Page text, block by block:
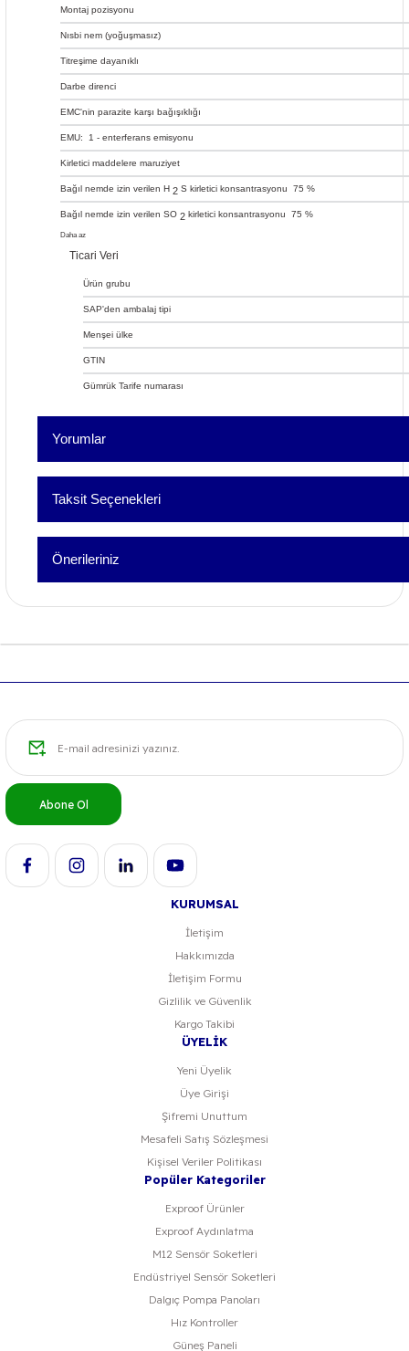
Montaj pozisyonu
Nısbi nem (yoğuşmasız)
Titreşime dayanıklı
Darbe direnci
EMC'nin parazite karşı bağışıklığı
EMU: 1 - enterferans emisyonu
Kirletici maddelere maruziyet
Bağıl nemde izin verilen H 2 S kirletici konsantrasyonu 75 %
Bağıl nemde izin verilen SO 2 kirletici konsantrasyonu 75 %
Daha az
Ticari Veri
Ürün grubu
SAP'den ambalaj tipi
Menşei ülke
GTIN
Gümrük Tarife numarası
Yorumlar
Bu
Taksit Seçenekleri
Önerileriniz
Görüş ve önerileriniz için teşekkür ederiz.
Ürün açıklamasında eksik bilgiler bulunuyor.
Ürün bilgilerinde hatalar bulunuyor.
Bu ürüne benzer farklı alternatifler olmalı.
Abone Ol
KURUMSAL
İletişim
Hakkımızda
İletişim Formu
Gizlilik ve Güvenlik
Kargo Takibi
ÜYELİK
Yeni Üyelik
Üye Girişi
Şifremi Unuttum
Mesafeli Satış Sözleşmesi
Kişisel Veriler Politikası
Popüler Kategoriler
Exproof Ürünler
Exproof Aydınlatma
M12 Sensör Soketleri
Endüstriyel Sensör Soketleri
Dalgıç Pompa Panoları
Hız Kontroller
Güneş Paneli